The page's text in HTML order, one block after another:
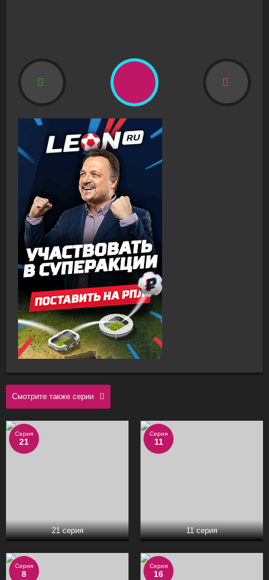
Смотрите также серии
Серия
21
21 серия
Серия
11
11 серия
Серия
8
Серия
16